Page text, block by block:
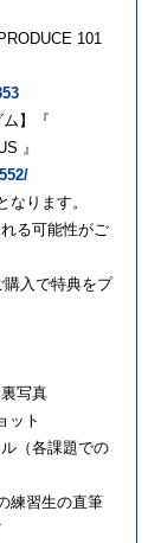
101
ム】『
』
ります。
る可能性がご
入で特典をプ
写真
ット
（各課題での
練習生の直筆